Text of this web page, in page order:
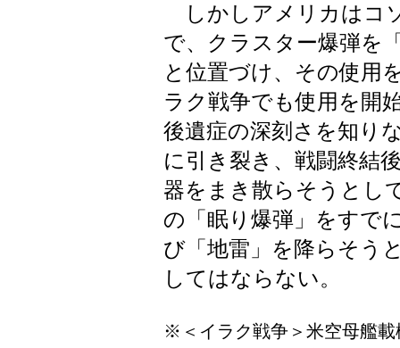
しかしアメリカはコ
で、クラスター爆弾を
と位置づけ、その使用
ラク戦争でも使用を開
後遺症の深刻さを知り
に引き裂き、戦闘終結
器をまき散らそうとし
の「眠り爆弾」をすで
び「地雷」を降らそう
してはならない。
※＜イラク戦争＞米空母艦